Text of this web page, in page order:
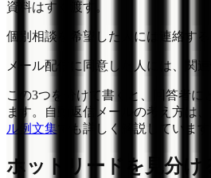
資料はすぐ渡す。
個別相談を希望した人には連絡する
メール配信に同意した人には、関連
この3つを分けて書くと、回答者に
ます。自動返信メールの考え方は、
ル例文集 でも詳しく解説しています
ホットリードを見分け